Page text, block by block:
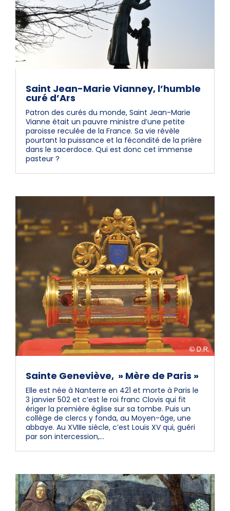
Saint Jean-Marie Vianney, l’humble
curé d’Ars
Patron des curés du monde, Saint Jean-Marie
Vianne était un pauvre ministre d’une petite
paroisse reculée de la France. Sa vie révèle
pourtant la puissance et la fécondité de la prière
dans le sacerdoce. Qui est donc cet immense
pasteur ?
Sainte Geneviève, » Mère de Paris »
Elle est née à Nanterre en 421 et morte à Paris le
3 janvier 502 et c’est le roi franc Clovis qui fit
ériger la première église sur sa tombe. Puis un
collège de clercs y fonda, au Moyen-âge, une
abbaye. Au XVIIIe siècle, c’est Louis XV qui, guéri
par son intercession,...